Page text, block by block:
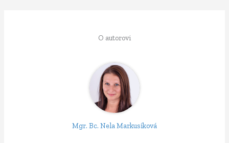
O autorovi
Mgr. Bc. Nela Markusíková